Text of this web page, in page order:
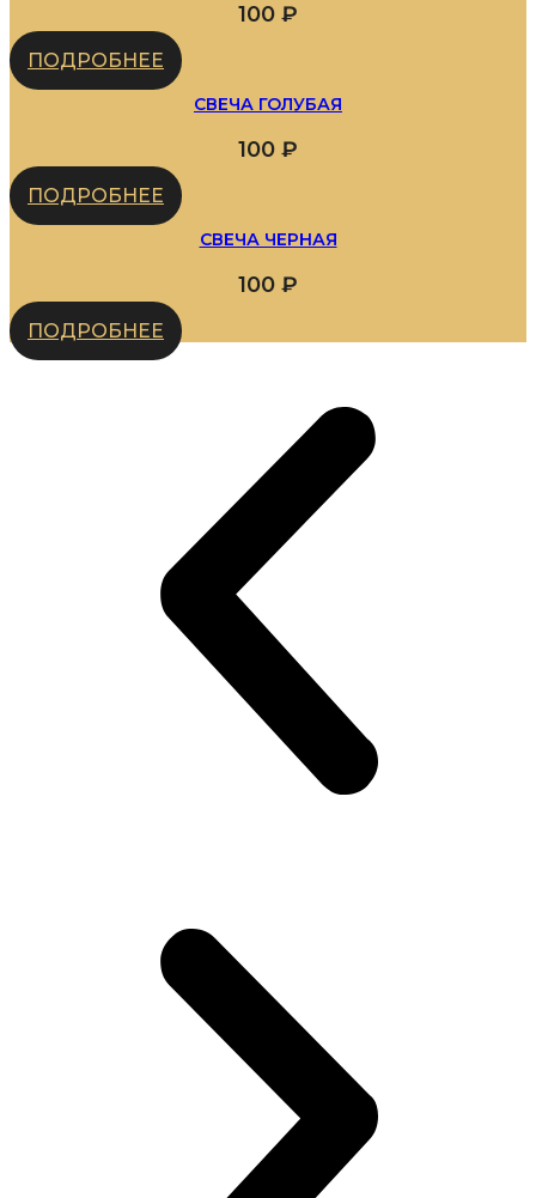
100 ₽
ПОДРОБНЕЕ
СВЕЧА ГОЛУБАЯ
100 ₽
ПОДРОБНЕЕ
СВЕЧА ЧЕРНАЯ
100 ₽
ПОДРОБНЕЕ